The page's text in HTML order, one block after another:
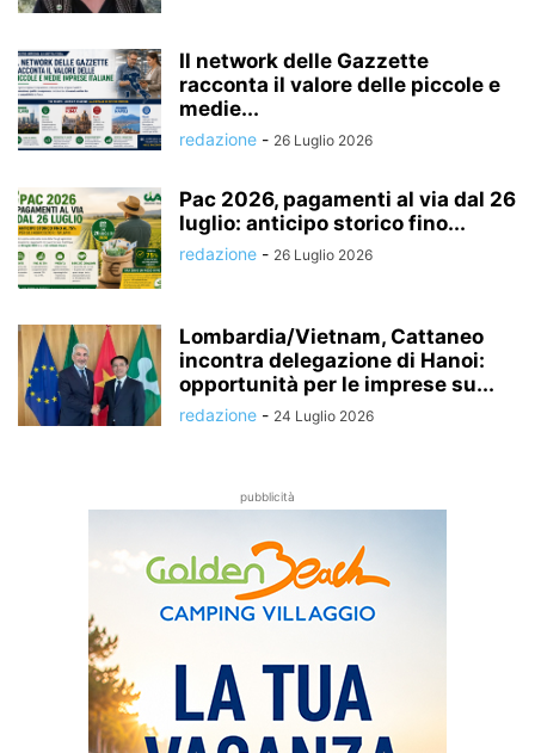
Il network delle Gazzette
racconta il valore delle piccole e
medie...
redazione - 26 Luglio 2026
Pac 2026, pagamenti al via dal 26
luglio: anticipo storico fino...
redazione - 26 Luglio 2026
Lombardia/Vietnam, Cattaneo
incontra delegazione di Hanoi:
opportunità per le imprese su...
redazione - 24 Luglio 2026
pubblicità